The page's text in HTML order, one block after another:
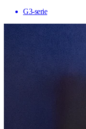
G3-serie